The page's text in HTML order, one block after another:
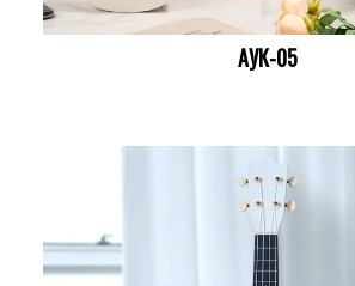
АУК-05